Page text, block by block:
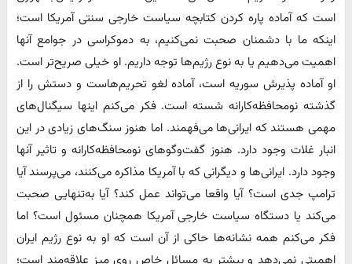
است که آماده پاره کردن کتابچه سیاست خارجی سنتی آمریکا است؛
اینکه ما با دشمنان صحبت نمی‌کنیم، به دموکراسی در جوامع آنها
اهمیت می‌دهیم یا به نوع رژیم‌ها توجه داریم. او خیلی صریح‌تر است.
او آماده پذیرش سوریه است، آماده لغو تحریم‌هاست و دستش را از
گذشته نومحافظه‌کارانه شسته است. فکر می‌کنم اینها سیگنال‌های
مهمی هستند که ایرانی‌ها می‌فهمند. اما هنوز سنگ‌های زیادی در این
انبار غلات وجود دارد. هنوز گفت‌وگوهای نومحافظه‌کارانه و تاثیر آنها
وجود دارد. ایرانی‌ها و دیگرانی که با آمریکا مذاکره می‌کنند، می‌پرسند آیا
ترامپ جدی است؟ آیا واقعا می‌تواند عمل کند؟ آیا به‌تنهایی صحبت
می‌کند یا دستگاه سیاست خارجی آمریکا همچنان مسئول است؟ اما
فکر می‌کنم همه نشانه‌ها حاکی از آن است که او به نوع رژیم ایران
اهمیتی نمی‌دهد و بیشتر به مسائل خاص روی میز علاقه‌مند است؛